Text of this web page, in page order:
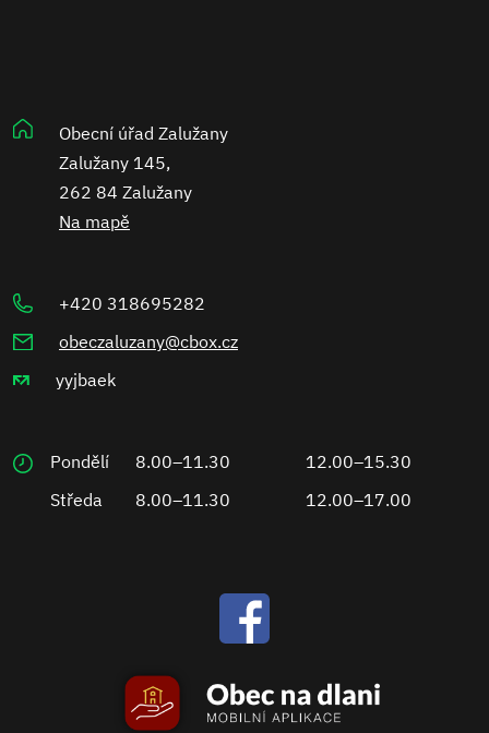
Obecní úřad Zalužany
Zalužany 145,
262 84 Zalužany
Na mapě
+420 318695282
obeczaluzany@cbox.cz
yyjbaek
Pondělí 8.00–11.30
12.00–15.30
Středa
8.00–11.30 12.00–17.00